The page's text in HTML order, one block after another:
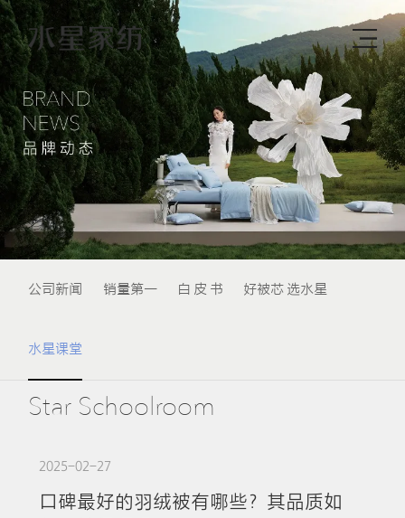
公司新闻 销量第一 白 皮 书 好被芯 选水星
水星课堂
Star Schoolroom
2025-02-27
口碑最好的羽绒被有哪些？其品质如